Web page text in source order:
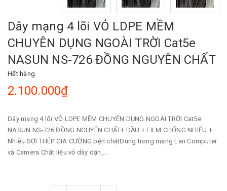
Dây mạng 4 lõi VỎ LDPE MỀM
CHUYÊN DỤNG NGOÀI TRỜI Cat5e
NASUN NS-726 ĐỒNG NGUYÊN CHẤT
Hết hàng
2.100.000₫
Dây mạng 4 lõi VỎ LDPE MỀM CHUYÊN DỤNG NGOÀI TRỜI Cat5e
NASUN NS-726 ĐỒNG NGUYÊN CHẤT+ DẦU + FILM CHỐNG NHIỄU +
Nhiều SỢI THÉP GIA CƯỜNG bện chặtDùng trong mạng Lan Computer
và Camera.Chất liệu vỏ dày dặn,...